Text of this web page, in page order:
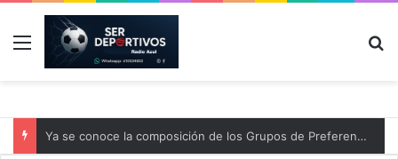
Menú
Ya se conoce la composición de los Grupos de Preferente y el calendario